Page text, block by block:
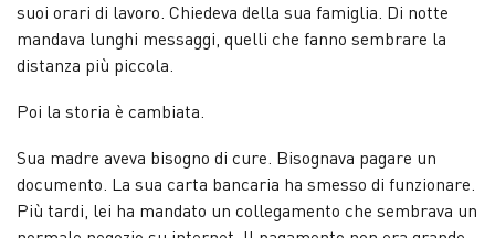
suoi orari di lavoro. Chiedeva della sua famiglia. Di notte
mandava lunghi messaggi, quelli che fanno sembrare la
distanza più piccola.
Poi la storia è cambiata.
Sua madre aveva bisogno di cure. Bisognava pagare un
documento. La sua carta bancaria ha smesso di funzionare.
Più tardi, lei ha mandato un collegamento che sembrava un